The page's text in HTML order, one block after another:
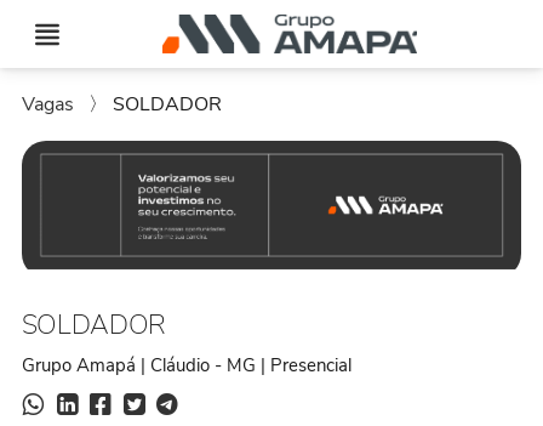
Vagas 〉 SOLDADOR
SOLDADOR
Grupo Amapá | Cláudio - MG | Presencial